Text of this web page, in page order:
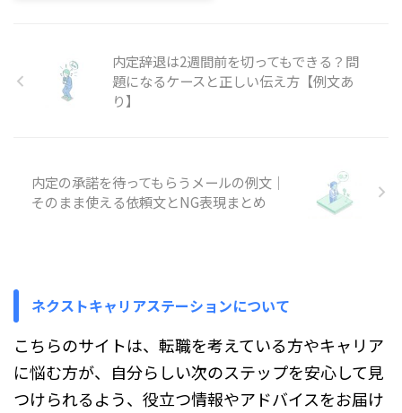
解けない問題ばかりで、不安にな
っていませんか。久しぶりに計算
や言葉の問題に触れると、「自分
のパターンを知って、よく出る問
題から少しずつ慣れていけば、解
内定辞退は2週間前を切ってもできる？問
題になるケースと正しい伝え方【例文あ
り】
内定の承諾を待ってもらうメールの例文｜
そのまま使える依頼文とNG表現まとめ
ネクストキャリアステーションについて
こちらのサイトは、転職を考えている方やキャリア
に悩む方が、自分らしい次のステップを安心して見
つけられるよう、役立つ情報やアドバイスをお届け